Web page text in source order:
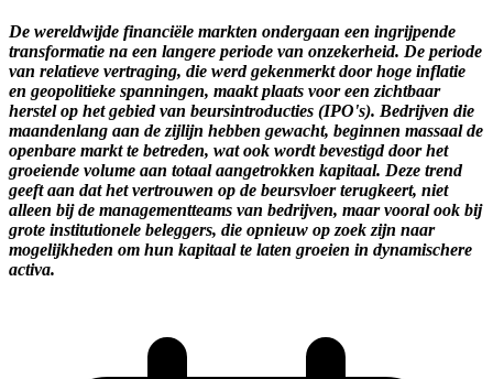
De wereldwijde financiële markten ondergaan een ingrijpende
transformatie na een langere periode van onzekerheid. De periode
van relatieve vertraging, die werd gekenmerkt door hoge inflatie
en geopolitieke spanningen, maakt plaats voor een zichtbaar
herstel op het gebied van beursintroducties (IPO's). Bedrijven die
maandenlang aan de zijlijn hebben gewacht, beginnen massaal de
openbare markt te betreden, wat ook wordt bevestigd door het
groeiende volume aan totaal aangetrokken kapitaal. Deze trend
geeft aan dat het vertrouwen op de beursvloer terugkeert, niet
alleen bij de managementteams van bedrijven, maar vooral ook bij
grote institutionele beleggers, die opnieuw op zoek zijn naar
mogelijkheden om hun kapitaal te laten groeien in dynamischere
activa.